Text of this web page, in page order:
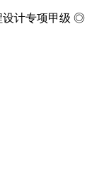
计专项甲级 ◎